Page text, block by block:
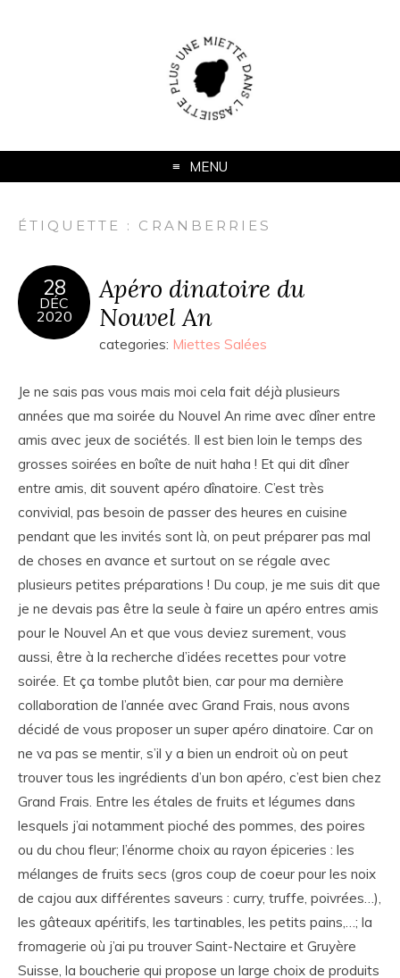
MENU
ÉTIQUETTE : CRANBERRIES
28
DÉC
2020
Apéro dinatoire du
Nouvel An
categories: Miettes Salées
Je ne sais pas vous mais moi cela fait déjà plusieurs
années que ma soirée du Nouvel An rime avec dîner entre
amis avec jeux de sociétés. Il est bien loin le temps des
grosses soirées en boîte de nuit haha ! Et qui dit dîner
entre amis, dit souvent apéro dînatoire. C’est très
convivial, pas besoin de passer des heures en cuisine
pendant que les invités sont là, on peut préparer pas mal
de choses en avance et surtout on se régale avec
plusieurs petites préparations ! Du coup, je me suis dit que
je ne devais pas être la seule à faire un apéro entres amis
pour le Nouvel An et que vous deviez surement, vous
aussi, être à la recherche d’idées recettes pour votre
soirée. Et ça tombe plutôt bien, car pour ma dernière
collaboration de l’année avec Grand Frais, nous avons
décidé de vous proposer un super apéro dinatoire. Car on
ne va pas se mentir, s’il y a bien un endroit où on peut
trouver tous les ingrédients d’un bon apéro, c’est bien chez
Grand Frais. Entre les étales de fruits et légumes dans
lesquels j’ai notamment pioché des pommes, des poires
ou du chou fleur; l’énorme choix au rayon épiceries : les
mélanges de fruits secs (gros coup de coeur pour les noix
de cajou aux différentes saveurs : curry, truffe, poivrées…),
les gâteaux apéritifs, les tartinables, les petits pains,…; la
fromagerie où j’ai pu trouver Saint-Nectaire et Gruyère
Suisse, la boucherie qui propose un large choix de produits